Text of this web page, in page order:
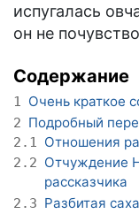
испугалась
он не
Содержание
1 Очень краткое
2 Подробный
2.1 Отношения
2.2 Отчуждение
рассказчика
2.3 Разбитая